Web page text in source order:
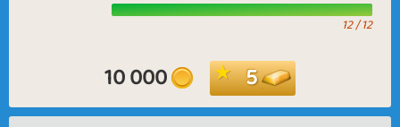
12 / 12
10 000 5